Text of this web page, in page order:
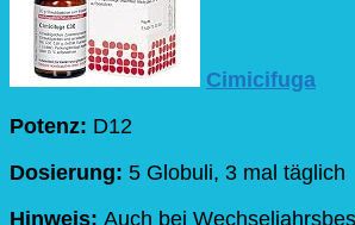
Cimicifuga
Potenz: D12
Dosierung: 5 Globuli, 3 mal täglich
Hinweis: Auch bei